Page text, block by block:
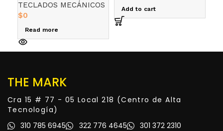
TECLADOS MECÁNICOS
$0
Read more
Add to cart
THE MARK
Cra 15 # 77 - 05 Local 218 (Centro de Alta
Tecnología)
310 785 6945
322 776 4645 301 372 2310